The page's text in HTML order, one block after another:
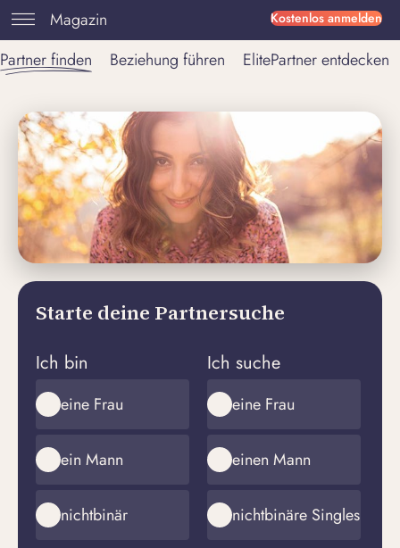
Kostenlos anmelden
Magazin
Partner finden
Beziehung führen ElitePartner entdecken
Starte deine Partnersuche
Ich bin
eine Frau
ein Mann
nichtbinär
Ich suche
eine Frau
einen Mann
nichtbinäre Singles